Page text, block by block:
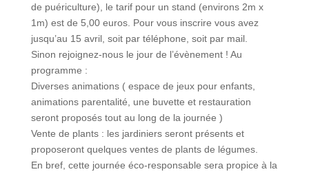
de puériculture), le tarif pour un stand (environs 2m x
1m) est de 5,00 euros. Pour vous inscrire vous avez
jusqu’au 15 avril, soit par téléphone, soit par mail.
Sinon rejoignez-nous le jour de l’évènement ! Au
programme :
Diverses animations ( espace de jeux pour enfants,
animations parentalité, une buvette et restauration
seront proposés tout au long de la journée )
Vente de plants : les jardiniers seront présents et
proposeront quelques ventes de plants de légumes.
En bref, cette journée éco-responsable sera propice à la